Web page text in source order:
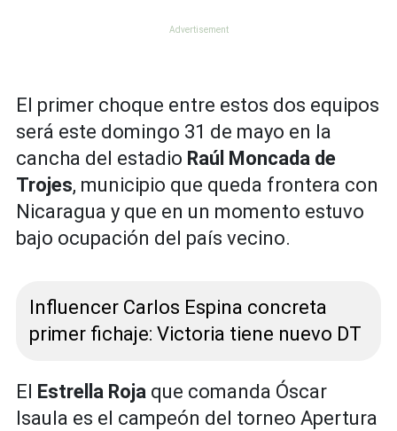
El primer choque entre estos dos equipos
será este domingo 31 de mayo en la
cancha del estadio Raúl Moncada de
Trojes, municipio que queda frontera con
Nicaragua y que en un momento estuvo
bajo ocupación del país vecino.
Influencer Carlos Espina concreta
primer fichaje: Victoria tiene nuevo DT
El Estrella Roja que comanda Óscar
Isaula es el campeón del torneo Apertura